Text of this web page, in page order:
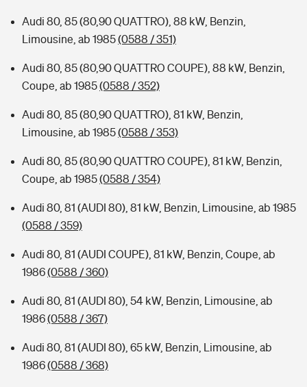
Audi 80, 85 (80,90 QUATTRO), 88 kW, Benzin,
Limousine, ab 1985(0588 / 351)
Audi 80, 85 (80,90 QUATTRO COUPE), 88 kW, Benzin,
Coupe, ab 1985(0588 / 352)
Audi 80, 85 (80,90 QUATTRO), 81 kW, Benzin,
Limousine, ab 1985(0588 / 353)
Audi 80, 85 (80,90 QUATTRO COUPE), 81 kW, Benzin,
Coupe, ab 1985(0588 / 354)
Audi 80, 81 (AUDI 80), 81 kW, Benzin, Limousine, ab 1985
(0588 / 359)
Audi 80, 81 (AUDI COUPE), 81 kW, Benzin, Coupe, ab
1986(0588 / 360)
Audi 80, 81 (AUDI 80), 54 kW, Benzin, Limousine, ab
1986(0588 / 367)
Audi 80, 81 (AUDI 80), 65 kW, Benzin, Limousine, ab
1986(0588 / 368)